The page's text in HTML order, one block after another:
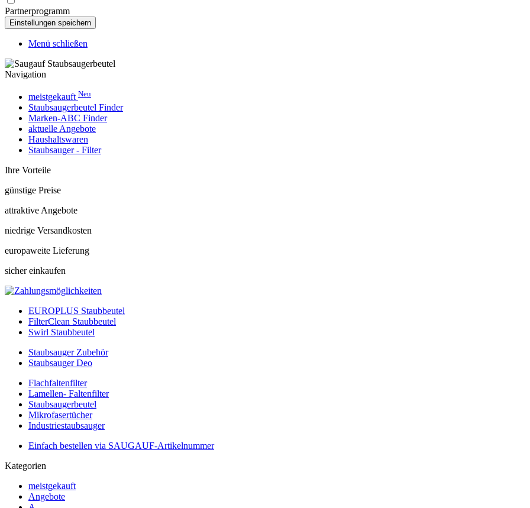
Partnerprogramm
Menü schließen
Navigation
meistgekauft Neu
Staubsaugerbeutel Finder
Marken-ABC Finder
aktuelle Angebote
Haushaltswaren
Staubsauger - Filter
Ihre Vorteile
günstige Preise
attraktive Angebote
niedrige Versandkosten
europaweite Lieferung
sicher einkaufen
EUROPLUS Staubbeutel
FilterClean Staubbeutel
Swirl Staubbeutel
Staubsauger Zubehör
Staubsauger Deo
Flachfaltenfilter
Lamellen- Faltenfilter
Staubsaugerbeutel
Mikrofasertücher
Industriestaubsauger
Einfach bestellen via SAUGAUF-Artikelnummer
Kategorien
meistgekauft
Angebote